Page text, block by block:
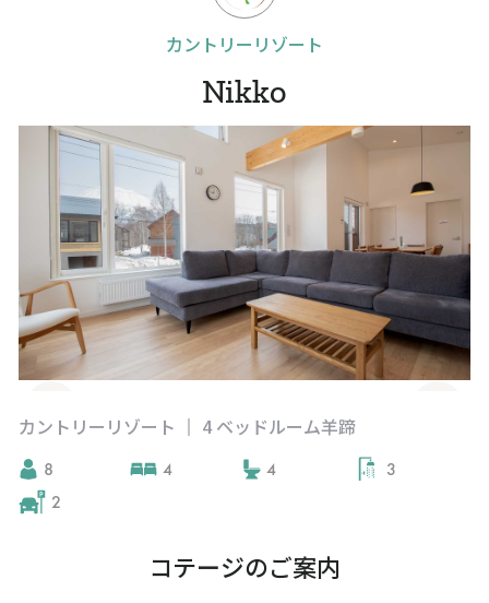
カントリーリゾート
Nikko
カントリーリゾート | 4 ベッドルーム羊蹄
8 4 4
3
2
コテージのご案内